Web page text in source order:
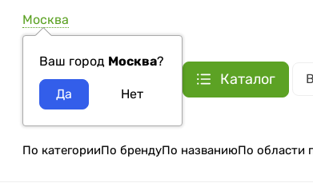
Москва
Ваш город Москва?
Каталог
По категорииПо брендуПо названиюПо области